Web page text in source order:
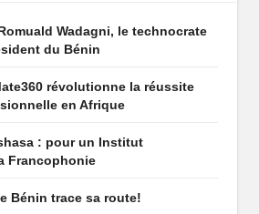
Wadagni, le technocrate
du Bénin
révolutionne la réussite
en Afrique
: pour un Institut
Francophonie
Bénin trace sa route!